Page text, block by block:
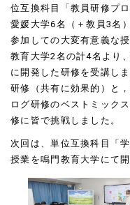
位互換科目「教員研修プ
愛媛大学6名（＋教員3名
参加しての大変有意義な
教育大学2名の計4名より
に開発した研修を受講し
研修（共有に効果的）と
ログ研修のベストミック
修に皆で挑戦しました。
次回は、単位互換科目「
授業を鳴門教育大学にて